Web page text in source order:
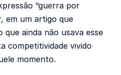
“guerra por
em um artigo que
que ainda não usava esse
competitividade vivido
momento.